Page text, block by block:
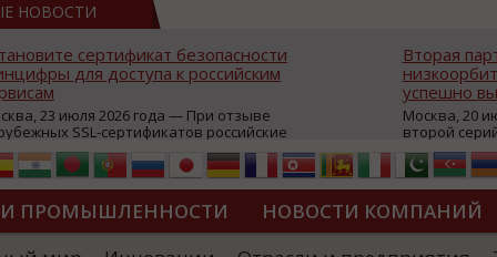
НОВОСТИ
сертификат безопасности
для доступа к российским
23 июля 2026 года — При отзыве
SSL-сертификатов российские
могут некорректно открываться в
браузерах (Google Chrome,
Edge и др.), а соединение с сервисами
ресурсы уже сообщили о
недоступности и ошибках при
из-за отзывов сертификатов
Вторая
успешно
Москва, 20
второй
аппаратов,
масштабной
интернет с
из
«Экономика
ПРОМЫШЛЕННОСТИ НОВОСТИ КОМПАНИЙ